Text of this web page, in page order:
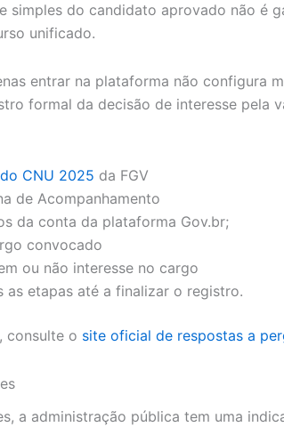
simples do candidato aprovado não é
unificado.
entrar na plataforma não configura
formal da decisão de interesse pela
CNU 2025 da FGV
de Acompanhamento
da conta da plataforma Gov.br;
convocado
ou não interesse no cargo
as etapas até a finalizar o registro.
consulte o site oficial de respostas a
a administração pública tem uma